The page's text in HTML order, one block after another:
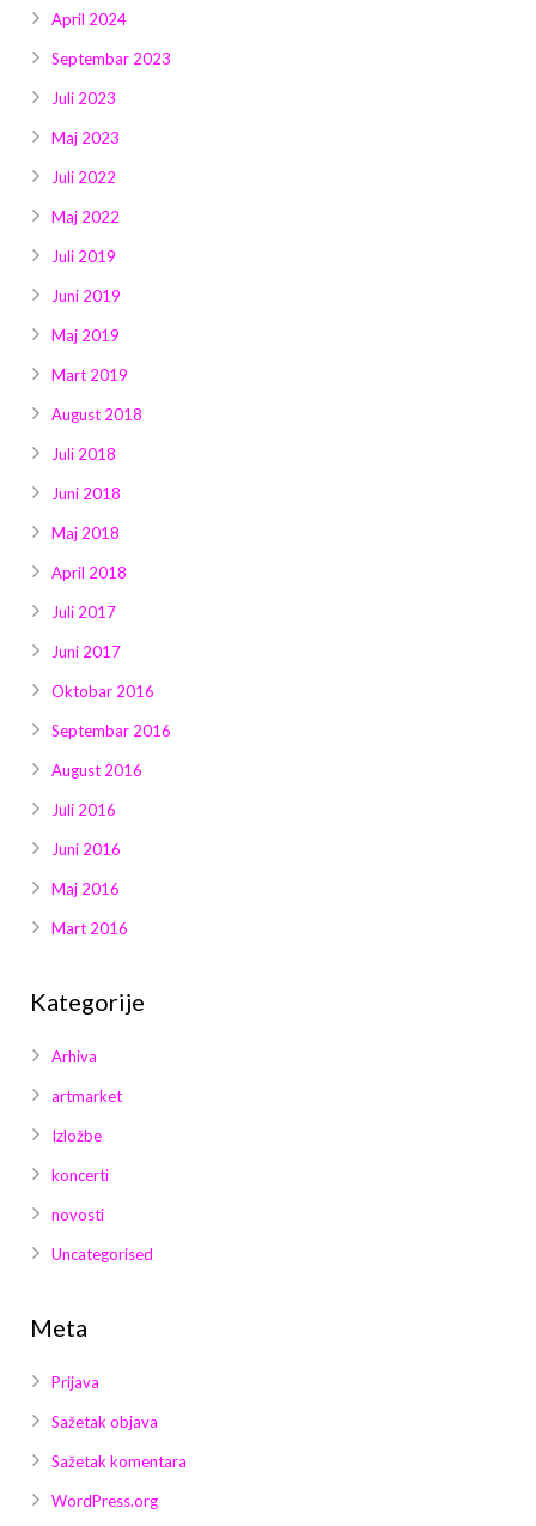
April 2024
Septembar 2023
Juli 2023
Maj 2023
Juli 2022
Maj 2022
Juli 2019
Juni 2019
Maj 2019
Mart 2019
August 2018
Juli 2018
Juni 2018
Maj 2018
April 2018
Juli 2017
Juni 2017
Oktobar 2016
Septembar 2016
August 2016
Juli 2016
Juni 2016
Maj 2016
Mart 2016
Kategorije
Arhiva
artmarket
Izložbe
koncerti
novosti
Uncategorised
Meta
Prijava
Sažetak objava
Sažetak komentara
WordPress.org